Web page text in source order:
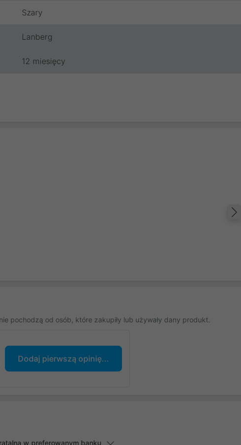
Szary
Lanberg
12 miesięcy
pochodzą od osób, które zakupiły lub używały dany produkt.
Dodaj pierwszą opinię...
w preferowanym banku